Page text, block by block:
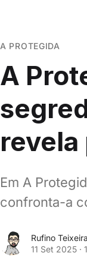
A PROTEGIDA
A
revela
Em A
confronta-a
Rufino Teixeira
11 Set 2025 ·